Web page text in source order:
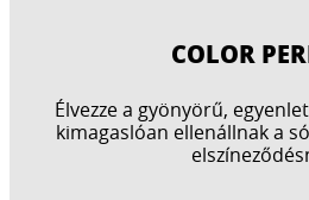
COLOR
Élvezze a gyönyörű,
kimagaslóan ellenállnak a